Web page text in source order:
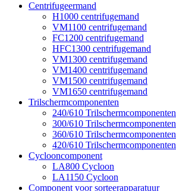
Centrifugeermand
H1000 centrifugemand
VM1100 centrifugemand
FC1200 centrifugemand
HFC1300 centrifugemand
VM1300 centrifugemand
VM1400 centrifugemand
VM1500 centrifugemand
VM1650 centrifugemand
Trilschermcomponenten
240/610 Trilschermcomponenten
300/610 Trilschermcomponenten
360/610 Trilschermcomponenten
420/610 Trilschermcomponenten
Cyclooncomponent
LA800 Cycloon
LA1150 Cycloon
Component voor sorteerapparatuur